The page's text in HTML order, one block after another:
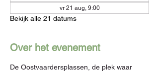
vr 21 aug, 9:00
Bekijk alle 21 datums
Over het evenement
De Oostvaardersplassen, de plek waar